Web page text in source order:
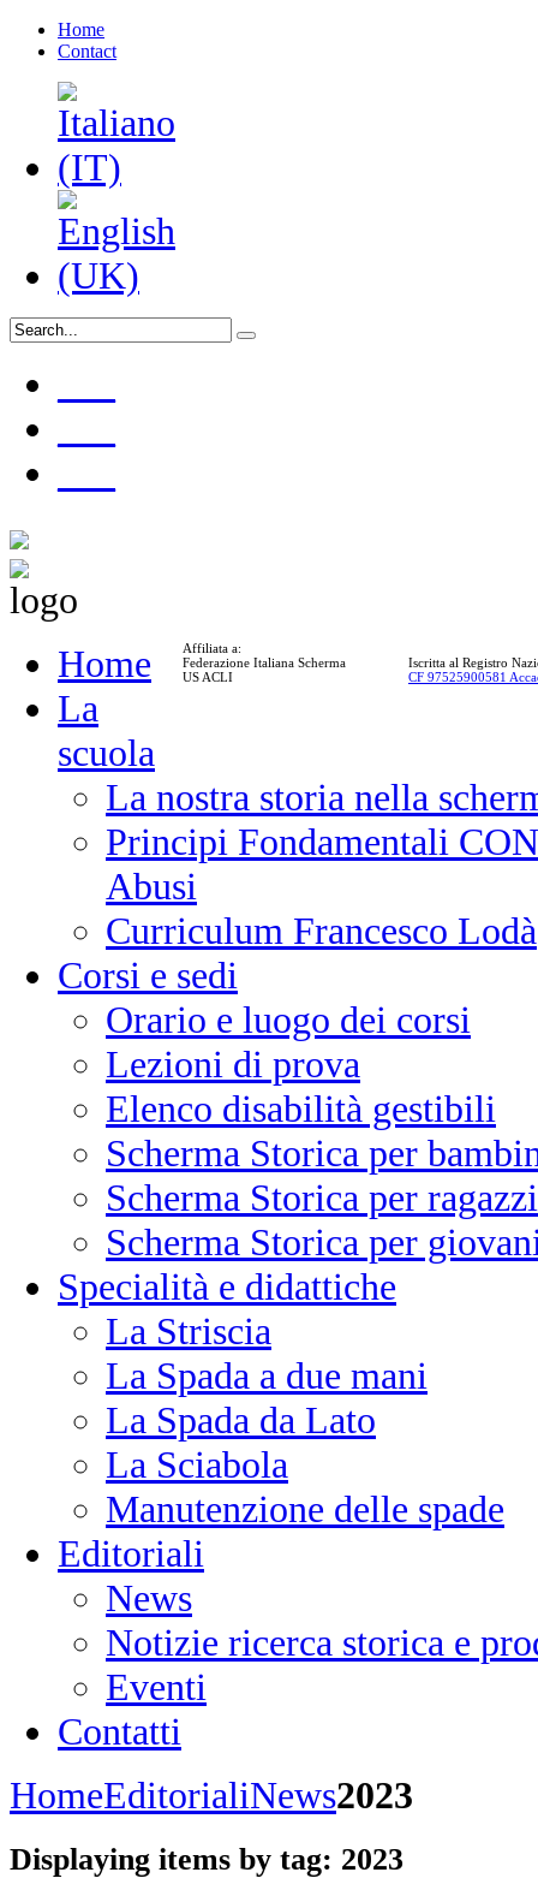
Home
Contact
Affiliata a:
Federazione Italiana Scherma
US ACLI
Iscritta al Registro
CF 97525900581
Home
La
scuola
La nostra storia nella
Principi Fondamentali
Abusi
Curriculum Francesco Lodà
Corsi e sedi
Orario e luogo dei corsi
Lezioni di prova
Elenco disabilità gestibili
Scherma Storica per
Scherma Storica per ragazzi
Scherma Storica per
Specialità e didattiche
La Striscia
La Spada a due mani
La Spada da Lato
La Sciabola
Manutenzione delle spade
Editoriali
News
Notizie ricerca storica e
Eventi
Contatti
HomeEditorialiNews2023
Displaying items by tag: 2023